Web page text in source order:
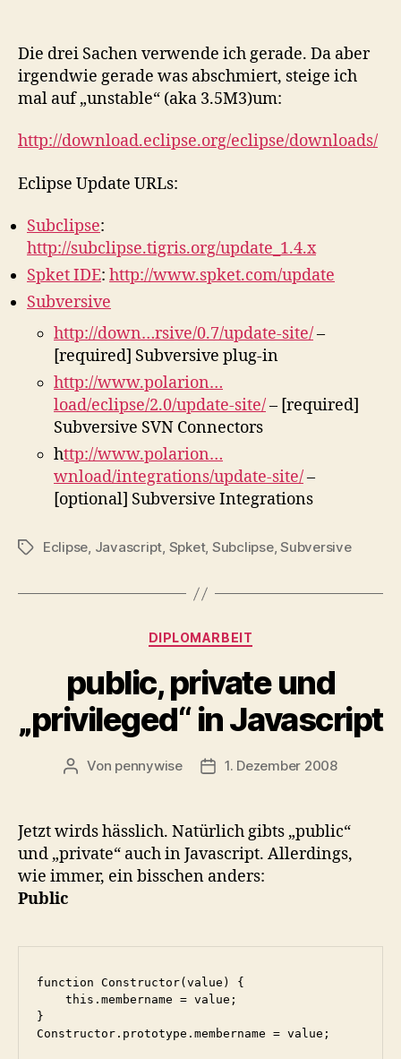
Die drei Sachen verwende ich gerade. Da aber
irgendwie gerade was abschmiert, steige ich
mal auf „unstable“ (aka 3.5M3)um:
http://download.eclipse.org/eclipse/downloads/
Eclipse Update URLs:
Subclipse:
http://subclipse.tigris.org/update_1.4.x
Spket IDE: http://www.spket.com/update
Subversive
http://down…rsive/0.7/update-site/–
[required] Subversive plug-in
http://www.polarion…
load/eclipse/2.0/update-site/– [required]
Subversive SVN Connectors
http://www.polarion…
wnload/integrations/update-site/–
[optional] Subversive Integrations
Schlagwörter
Eclipse, Javascript, Spket, Subclipse,Subversive
Kategorien
DIPLOMARBEIT
public, private und
„privileged“ in Javascript
Beitragsautor
Von pennywise Veröffentlichungsdatum
1. Dezember 2008
Jetzt wirds hässlich. Natürlich gibts „public“
und „private“ auch in Javascript. Allerdings,
wie immer, ein bisschen anders:
Public
function Constructor(value) {
    this.membername = value;
}
Constructor.prototype.membername = value;